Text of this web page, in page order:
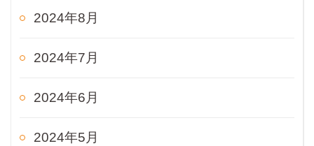
2024年8月
2024年7月
2024年6月
2024年5月